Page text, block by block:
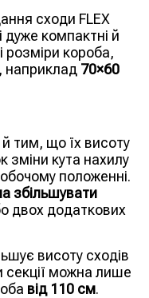
сходи FLEX
дуже компактні й
розміри короба,
наприклад 70×60
й тим, що їх висоту
зміни кута нахилу
положенні.
збільшувати
двох додаткових
висоту сходів
можна лише
від 110 см.